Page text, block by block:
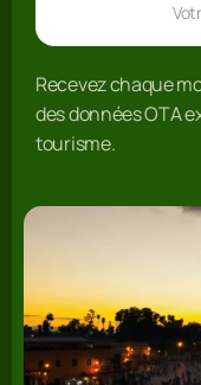
Recevez chaque
des données OTA
tourisme.